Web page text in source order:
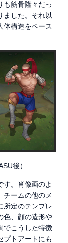
も筋骨隆々だっ
ました。それ以
体構造をベース
後）
す。肖像画のよ
チームの他のメ
所定のテンプレ
色、顔の造形や
でこうした特徴
プトアートにも